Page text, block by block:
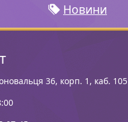
Новини
36, корп. 1, каб. 105